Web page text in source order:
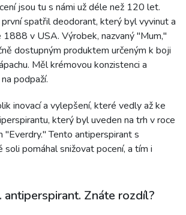
jsou tu s námi už déle než 120 let.
spatřil deodorant, který byl vyvinut a
v USA. Výrobek, nazvaný "Mum,"
dostupným produktem určeným k boji
Měl krémovou konzistenci a
podpaží.
inovací a vylepšení, které vedly až ke
který byl uveden na trh v roce
"Everdry." Tento antiperspirant s
soli pomáhal snižovat pocení, a tím i
antiperspirant. Znáte rozdíl?